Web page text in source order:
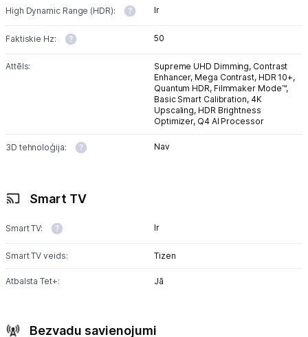
High Dynamic Range (HDR): Ir
Faktiskie Hz: 50
Attēls: Supreme UHD Dimming, Contrast
Enhancer, Mega Contrast, HDR 10+,
Quantum HDR, Filmmaker Mode™,
Basic Smart Calibration, 4K
Upscaling, HDR Brightness
Optimizer, Q4 AI Processor
3D tehnoloģija: Nav
Smart TV
Smart TV: Ir
Smart TV veids: Tizen
Atbalsta Tet+: Jā
Bezvadu savienojumi